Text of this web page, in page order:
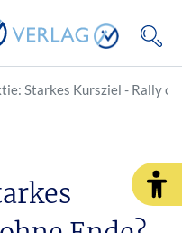
Starkes Kursziel - Rally